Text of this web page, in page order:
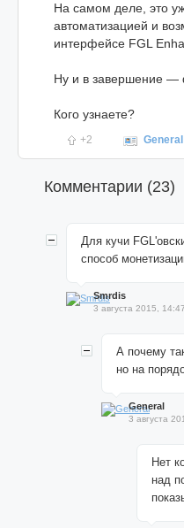
На самом деле, это
автоматизацией и
интерфейсе FGL
Ну и в завершение —
Кого узнаете?
+2 General
Комментарии (23)
Для кучи
способ
Smrdis
3 августа 2015, 14:47
А почему
но на
General
3 августа
Нет
над